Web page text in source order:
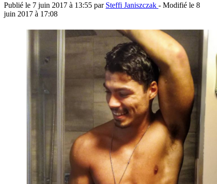
Publié le 7 juin 2017 à 13:55 par Steffi Janiszczak - Modifié le 8
juin 2017 à 17:08